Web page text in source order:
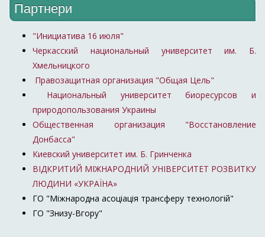
Партнери
"Инициатива 16 июля"
Черкасский национальный университет им. Б.
Хмельницкого
Правозащитная организация "Общая Цель"
Национальный университет биоресурсов и
природопользования Украины
Общественная организация "Восстановление
Донбасса"
Киевский университет им. Б. Гринченка
ВІДКРИТИЙ МІЖНАРОДНИЙ УНІВЕРСИТЕТ РОЗВИТКУ
ЛЮДИНИ «УКРАЇНА»
ГО "Міжнародна асоціація трансферу технологій"
ГО "Знизу-Вгору"